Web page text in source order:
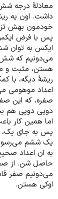
معادلۀ درجه
داشت. اون یه
خودمون بهش
پس با فرض
ایکس به توان
می‌دونیم که شش
هستن، مثبت و
ریشۀ دیگه، با
اعداد موهومی
صفره، که این
دوپی دوپی هم
اما همین کار
پس به جای یک،
یک ششم
به ان اعداد
حاصل شن. از
می‌دونیم صفر
اوکی هستن.